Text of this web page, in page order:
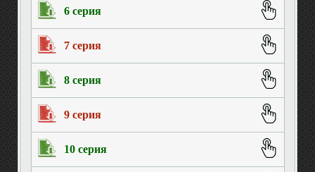
6 серия
7 серия
8 серия
9 серия
10 серия